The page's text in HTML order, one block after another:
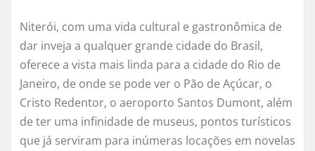
Niterói, com uma vida cultural e gastronômica de
dar inveja a qualquer grande cidade do Brasil,
oferece a vista mais linda para a cidade do Rio de
Janeiro, de onde se pode ver o Pão de Açúcar, o
Cristo Redentor, o aeroporto Santos Dumont, além
de ter uma infinidade de museus, pontos turísticos
que já serviram para inúmeras locações em novelas